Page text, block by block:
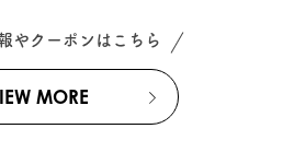
やクーポンはこちら
MORE